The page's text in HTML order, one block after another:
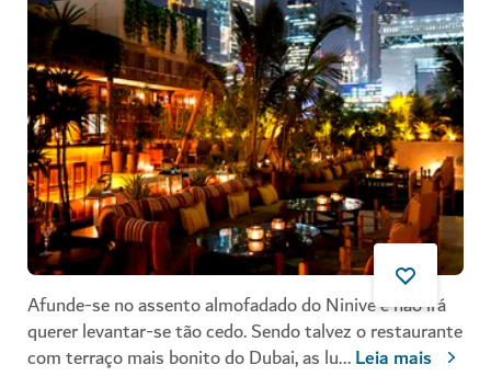
Afunde-se no assento almofadado do Ninive e não irá
querer levantar-se tão cedo. Sendo talvez o restaurante
com terraço mais bonito do Dubai, as lu...Leia mais